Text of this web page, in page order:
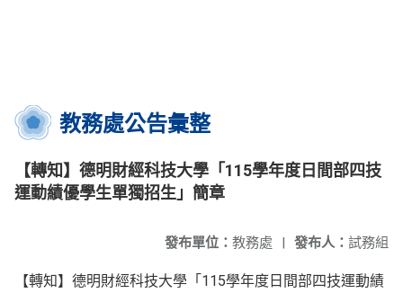
教務處公告彙整
【轉知】德明財經科技大學「115學年度日間部四技
運動績優學生單獨招生」簡章
發布人： 試務組
發布單位： 教務處 |
【轉知】德明財經科技大學「115學年度日間部四技運動績